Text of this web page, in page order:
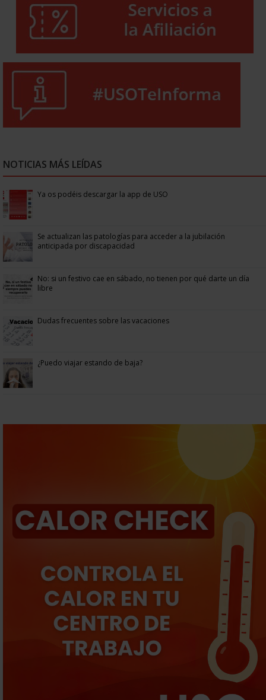
NOTICIAS MÁS LEÍDAS
Ya os podéis descargar la app de USO
Se actualizan las patologías para acceder a la jubilación
anticipada por discapacidad
No: si un festivo cae en sábado, no tienen por qué darte un día
libre
Dudas frecuentes sobre las vacaciones
¿Puedo viajar estando de baja?